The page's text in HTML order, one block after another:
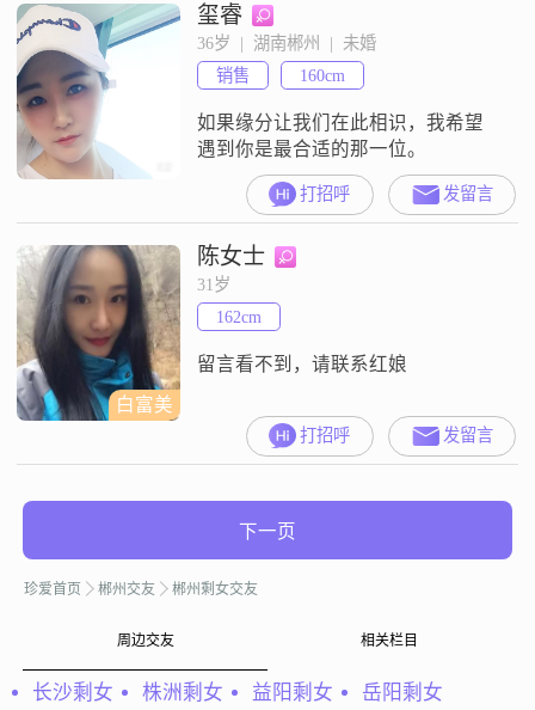
干净舒适，情商高，性格稳重，大
方得体，懂礼貌，懂尊重！学历本
科或者以上，从小受过良好教育
##3002##不养宠物
玺睿
36岁  |  湖南郴州  |  未婚
销售
160cm
如果缘分让我们在此相识，我希望
遇到你是最合适的那一位。
打招呼 发留言
白富美
陈女士
31岁
162cm
留言看不到，请联系红娘
打招呼 发留言
下一页
珍爱首页 郴州交友 郴州剩女交友
周边交友 相关栏目
长沙剩女 株洲剩女 益阳剩女 岳阳剩女